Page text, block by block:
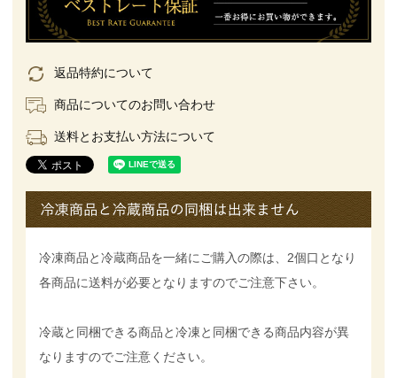
返品特約について
商品についてのお問い合わせ
送料とお支払い方法について
冷凍商品と冷蔵商品を一緒にご購入の際は、2個口となり
各商品に送料が必要となりますのでご注意下さい。
冷蔵と同梱できる商品と冷凍と同梱できる商品内容が異
なりますのでご注意ください。